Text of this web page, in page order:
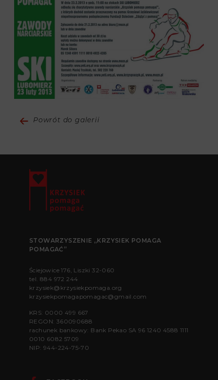
Powrót do galerii
STOWARZYSZENIE „KRZYSIEK POMAGA
POMAGAĆ”
Ściejowice 176, Liszki 32-060
tel. 884 972 244
krzysiek@krzysiekpomaga.org
krzysiekpomagapomagac@gmail.com
KRS: 0000 499 667
REGON: 360090688
rachunek bankowy: Bank Pekao SA 96 1240 4588 1111
0010 6082 5709
NIP: 944-224-75-70